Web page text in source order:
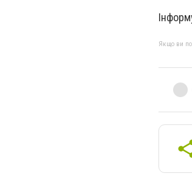
Якщо ви